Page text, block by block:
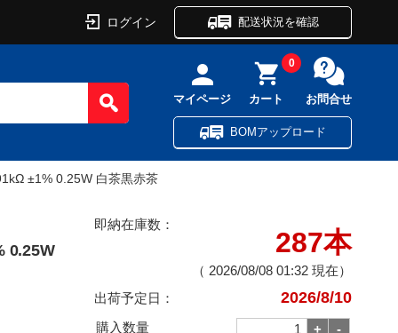
ログイン 配送状況を確認
マイページ カート
0
お問合せ
BOMアップロード
±1% 0.25W 白茶黒赤茶
0.25W
即納在庫数：
287本
（ 2026/08/08 01:32 現在）
出荷予定日：
2026/8/10
購入数量